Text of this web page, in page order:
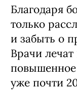
Благодаря
только
и забыть о
Врачи лечат
повышенное
уже почти